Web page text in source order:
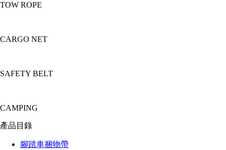
TOW ROPE
CARGO NET
SAFETY BELT
CAMPING
產品目錄
腳踏車捆物帶